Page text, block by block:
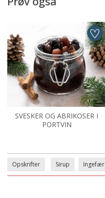
SVESKER OG ABRIKOSER I
PORTVIN
Opskrifter Sirup Ingefær